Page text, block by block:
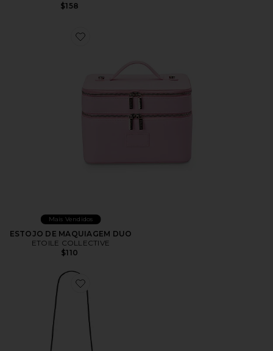
$158
Favorite ESTOJO DE MAQUIAGEM DUO
Mais Vendidos
ESTOJO DE MAQUIAGEM DUO
ETOILE COLLECTIVE
$110
Favorite Cheetah Cafe Mini Bag